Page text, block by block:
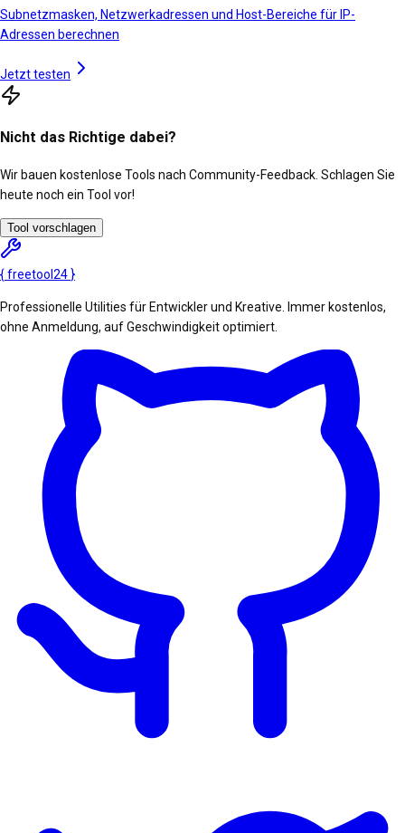
Subnetzmasken, Netzwerkadressen und Host-Bereiche für IP-
Adressen berechnen
Jetzt testen
Nicht das Richtige dabei?
Wir bauen kostenlose Tools nach Community-Feedback. Schlagen Sie
heute noch ein Tool vor!
Tool vorschlagen
{freetool 24 }
Professionelle Utilities für Entwickler und Kreative. Immer kostenlos,
ohne Anmeldung, auf Geschwindigkeit optimiert.